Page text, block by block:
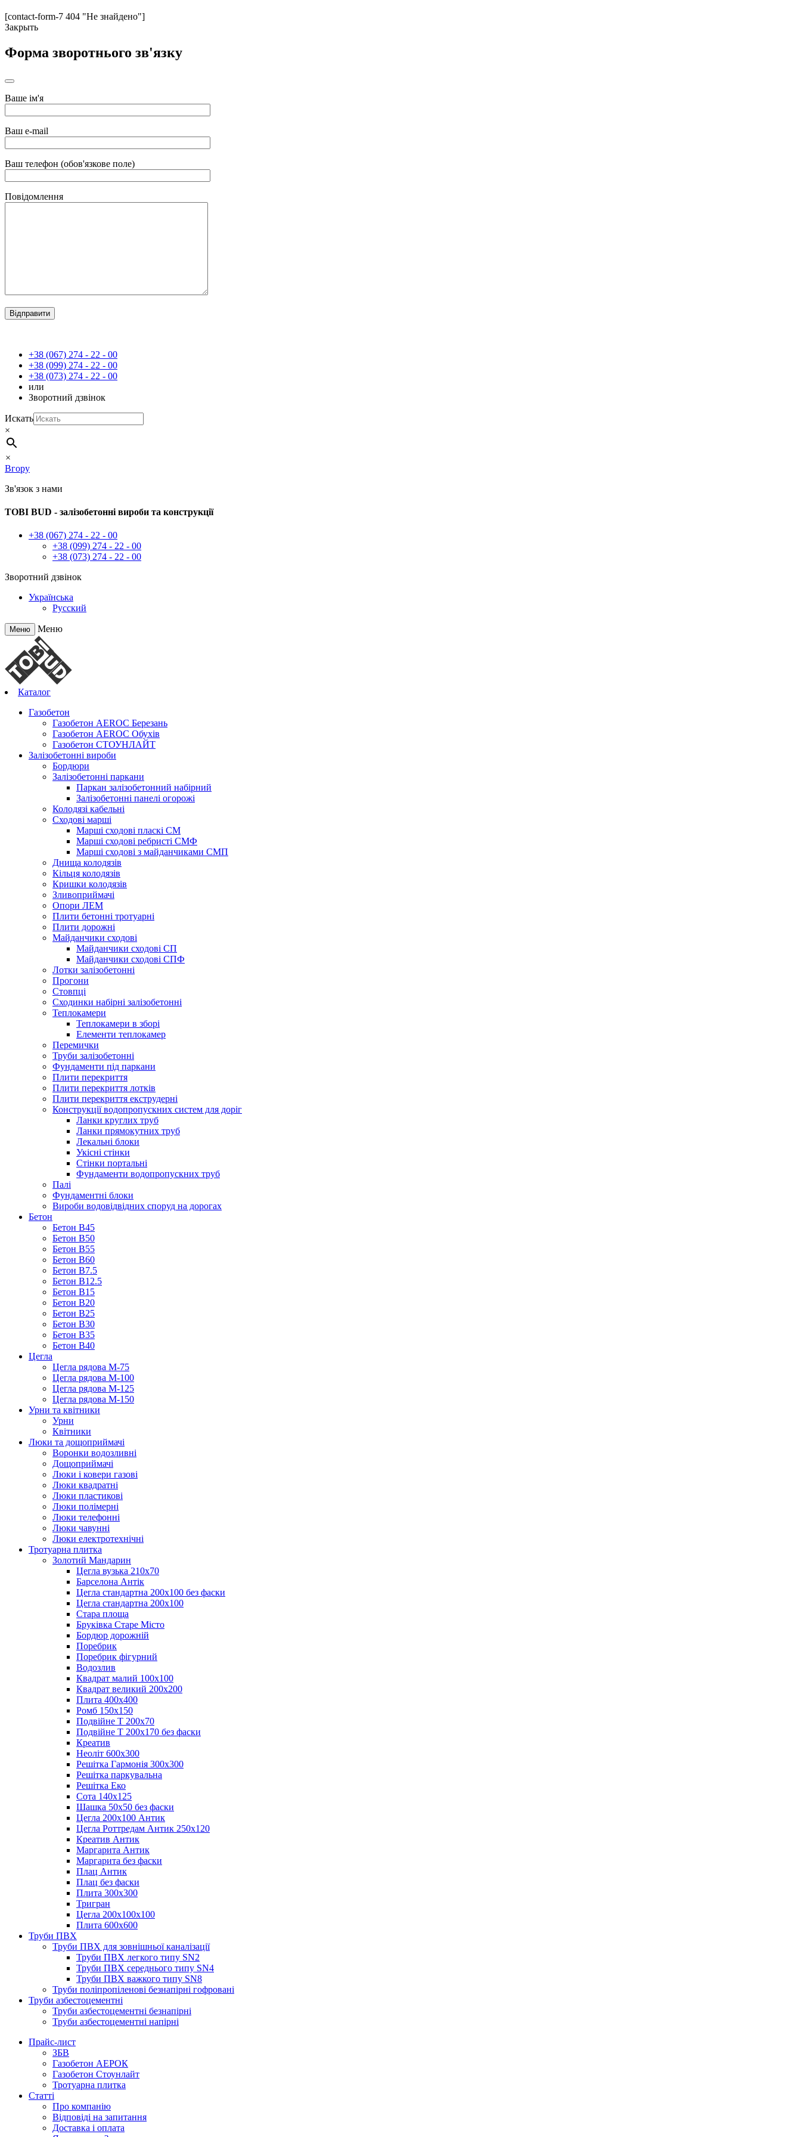
[contact-form-7 404 "Не знайдено"]
Закрыть
Форма зворотнього зв'язку
Ваше ім'я
Ваш e-mail
Ваш телефон (обов'язкове поле)
Повідомлення
+38 (067) 274 - 22 - 00
+38 (099) 274 - 22 - 00
+38 (073) 274 - 22 - 00
или
Зворотний дзвінок
Искать
×
×
Вгору
Зв'язок з нами
TOBI BUD - залізобетонні вироби та конструкції
+38 (067) 274 - 22 - 00
+38 (099) 274 - 22 - 00
+38 (073) 274 - 22 - 00
Зворотний дзвінок
Українська
Русский
Меню Меню
Каталог
Газобетон
Газобетон АEROC Березань
Газобетон АEROC Обухів
Газобетон СТОУНЛАЙТ
Залізобетонні вироби
Бордюри
Залізобетонні паркани
Паркан залізобетонний набірний
Залізобетонні панелі огорожі
Колодязі кабельні
Сходові марші
Марші сходові пласкі СМ
Марші сходові ребристі СМФ
Марші сходові з майданчиками СМП
Днища колодязів
Кільця колодязів
Кришки колодязів
Зливоприймачі
Опори ЛЕМ
Плити бетонні тротуарні
Плити дорожні
Майданчики сходові
Майданчики сходові СП
Майданчики сходові СПФ
Лотки залізобетонні
Прогони
Стовпці
Сходинки набірні залізобетонні
Теплокамери
Теплокамери в зборі
Елементи теплокамер
Перемички
Труби залізобетонні
Фундаменти під паркани
Плити перекриття
Плити перекриття лотків
Плити перекриття екструдерні
Конструкції водопропускних систем для доріг
Ланки круглих труб
Ланки прямокутних труб
Лекальні блоки
Укісні стінки
Стінки портальні
Фундаменти водопропускних труб
Палі
Фундаментні блоки
Вироби водовідвідних споруд на дорогах
Бетон
Бетон B45
Бетон B50
Бетон B55
Бетон B60
Бетон B7.5
Бетон B12.5
Бетон B15
Бетон B20
Бетон B25
Бетон B30
Бетон B35
Бетон B40
Цегла
Цегла рядова М-75
Цегла рядова М-100
Цегла рядова М-125
Цегла рядова М-150
Урни та квітники
Урни
Квітники
Люки та дощоприймачі
Воронки водозливні
Дощоприймачі
Люки і ковери газові
Люки квадратні
Люки пластикові
Люки полімерні
Люки телефонні
Люки чавунні
Люки електротехнічні
Тротуарна плитка
Золотий Мандарин
Цегла вузька 210х70
Барселона Антік
Цегла стандартна 200х100 без фаски
Цегла стандартна 200х100
Стара площа
Бруківка Старе Місто
Бордюр дорожній
Поребрик
Поребрик фігурний
Водозлив
Квадрат малий 100х100
Квадрат великий 200х200
Плита 400х400
Ромб 150х150
Подвійне Т 200х70
Подвійне Т 200х170 без фаски
Креатив
Неоліт 600х300
Решітка Гармонія 300х300
Решітка паркувальна
Решітка Еко
Сота 140х125
Шашка 50х50 без фаски
Цегла 200х100 Антик
Цегла Роттредам Антик 250х120
Креатив Антик
Маргарита Антик
Маргарита без фаски
Плац Антик
Плац без фаски
Плита 300х300
Тригран
Цегла 200х100х100
Плита 600х600
Труби ПВХ
Труби ПВХ для зовнішньої каналізації
Труби ПВХ легкого типу SN2
Труби ПВХ середнього типу SN4
Труби ПВХ важкого типу SN8
Труби поліпропіленові безнапірні гофровані
Труби азбестоцементні
Труби азбестоцементні безнапірні
Труби азбестоцементні напірні
Прайс-лист
ЗБВ
Газобетон АЕРОК
Газобетон Стоунлайт
Тротуарна плитка
Статті
Про компанію
Відповіді на запитання
Доставка і оплата